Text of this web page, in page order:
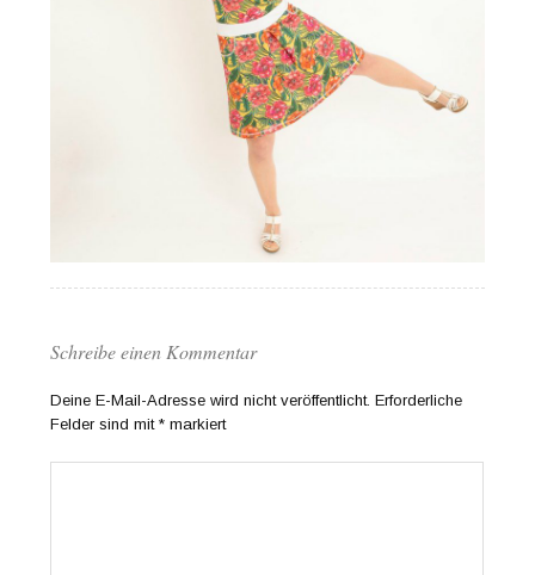
Schreibe einen Kommentar
Deine E-Mail-Adresse wird nicht veröffentlicht. Erforderliche
Felder sind mit* markiert